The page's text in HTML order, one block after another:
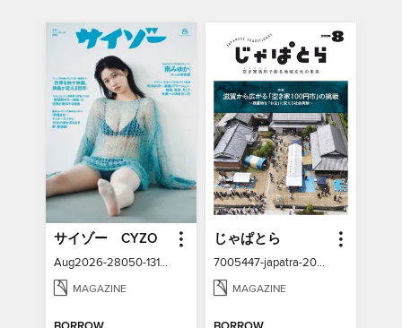
サイゾー CYZO
Aug2026-28050-131186266-001-001
MAGAZINE
じゃぱとら
7005447-japatra-2026-08
MAGAZINE